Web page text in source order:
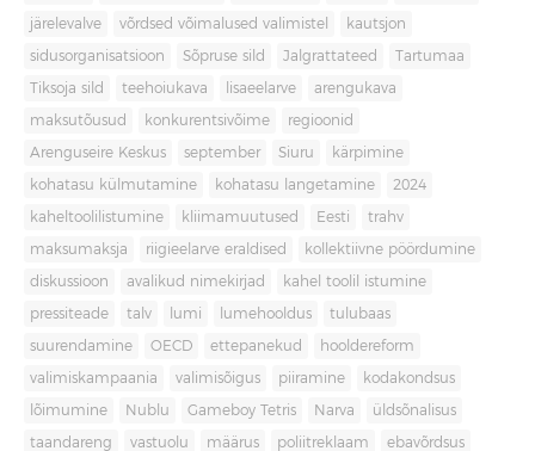
järelevalve võrdsed võimalused valimistel kautsjon
sidusorganisatsioon Sõpruse sild Jalgrattateed Tartumaa
Tiksoja sild teehoiukava lisaeelarve arengukava
maksutõusud konkurentsivõime regioonid
Arenguseire Keskus september Siuru kärpimine
kohatasu külmutamine kohatasu langetamine 2024
kaheltoolilistumine kliimamuutused Eesti trahv
maksumaksja riigieelarve eraldised kollektiivne pöördumine
diskussioon avalikud nimekirjad kahel toolil istumine
pressiteade talv lumi lumehooldus tulubaas
suurendamine OECD ettepanekud hooldereform
valimiskampaania valimisõigus piiramine kodakondsus
lõimumine Nublu Gameboy Tetris Narva üldsõnalisus
taandareng vastuolu määrus poliitreklaam ebavõrdsus